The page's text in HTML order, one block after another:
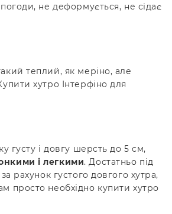
не деформується, не сідає
теплий, як меріно, але
хутро Інтерфіно для
густу і довгу шерсть до 5 см,
і легкими. Достатньо під
рахунок густого довгого хутра,
просто необхідно купити хутро